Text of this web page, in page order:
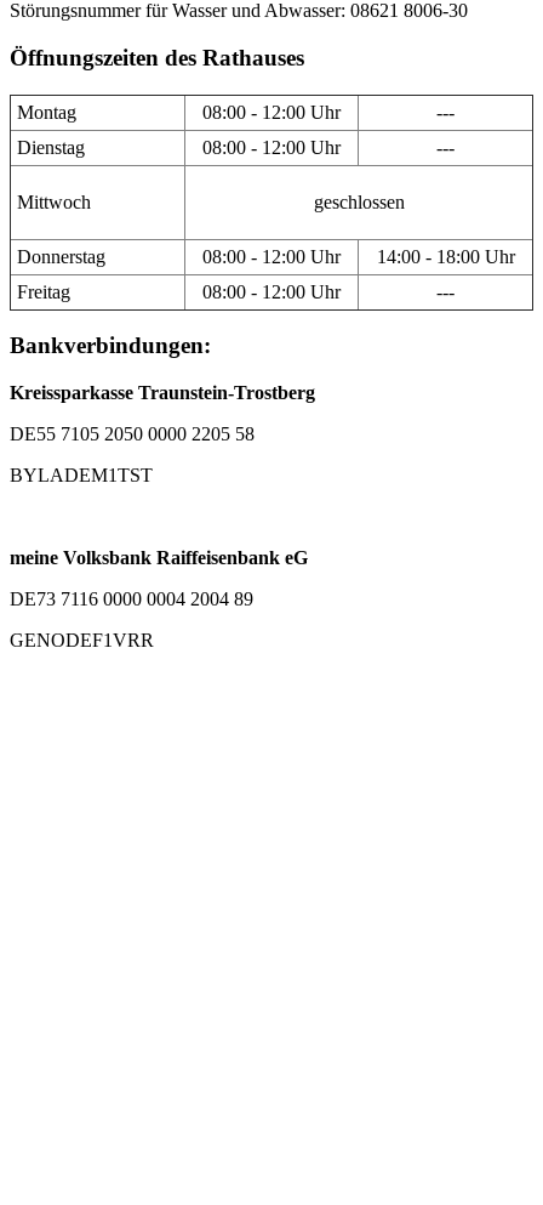
Störungsnummer für Wasser und Abwasser: 08621 8006-30
Öffnungszeiten des Rathauses
Montag 08:00 - 12:00 Uhr
---
Dienstag
08:00 - 12:00 Uhr ---
Mittwoch geschlossen
Donnerstag 08:00 - 12:00 Uhr
14:00 - 18:00 Uhr
Freitag
08:00 - 12:00 Uhr ---
Bankverbindungen:
Kreissparkasse Traunstein-Trostberg
DE55 7105 2050 0000 2205 58
BYLADEM1TST
meine Volksbank Raiffeisenbank eG
DE73 7116 0000 0004 2004 89
GENODEF1VRR